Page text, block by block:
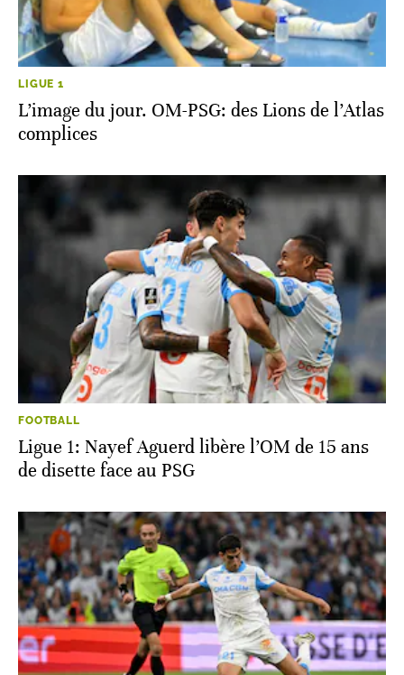
LIGUE 1
L’image du jour. OM-PSG: des Lions de l’Atlas
complices
FOOTBALL
Ligue 1: Nayef Aguerd libère l’OM de 15 ans
de disette face au PSG